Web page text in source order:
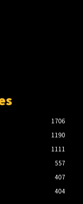
1706
1190
1111
557
407
404